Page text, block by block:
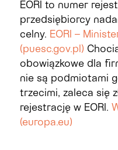
EORI to numer
przedsiębiorcy
celny. EORI –
(puesc.gov.pl)
obowiązkowe dla
nie są podmiotami
trzecimi, zaleca się
rejestrację w EORI.
(europa.eu)